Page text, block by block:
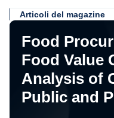
Articoli del magazine
Food
Food Value
Analysis of
Public and